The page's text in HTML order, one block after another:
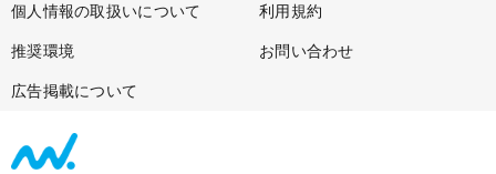
個人情報の取扱いについて 利用規約
推奨環境 お問い合わせ
広告掲載について